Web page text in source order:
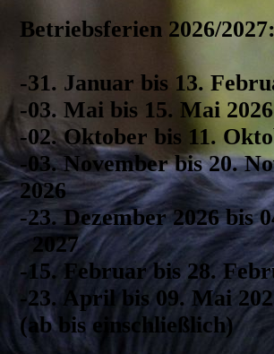
Betriebsferien 2026/2027:
-31. Januar bis 13.
-03. Mai bis 15. Mai 2026
-02. Oktober bis 11.
-03. November bis 20.
2026
-23. Dezember 2026 bis
2027
-15. Februar bis 28.
-23. April bis 09. Mai
(ab bis einschließlich)